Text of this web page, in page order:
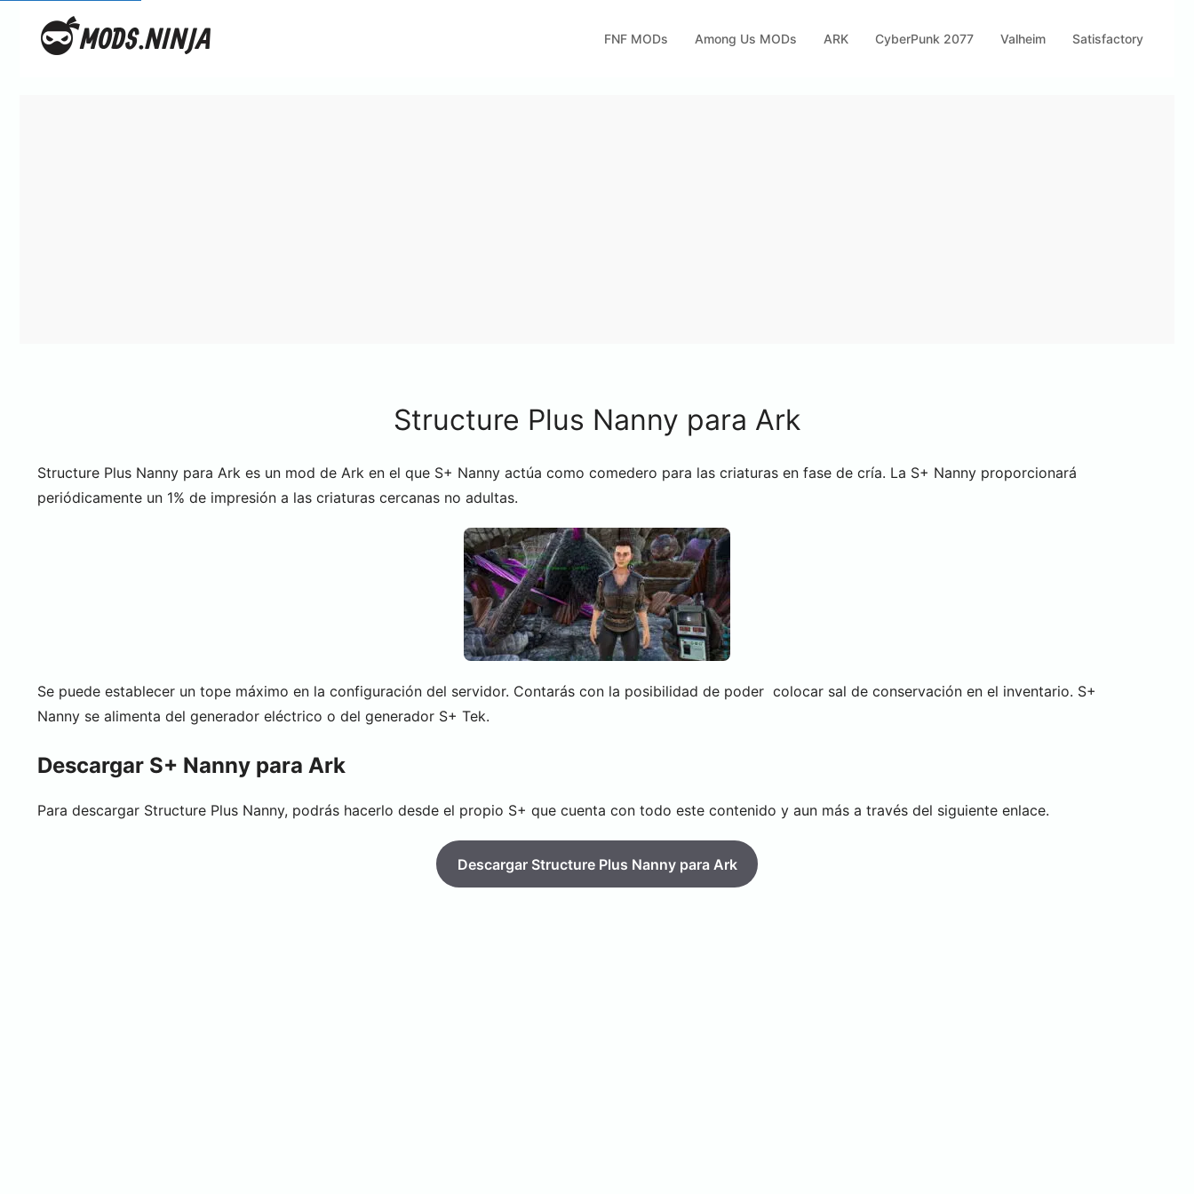
FNF MODs Among Us MODs ARK CyberPunk 2077 Valheim Satisfactory
Structure Plus Nanny para Ark
Structure Plus Nanny para Ark es un mod de Ark en el que S+ Nanny actúa como comedero para las criaturas en fase de cría. La S+ Nanny proporcionará
periódicamente un 1% de impresión a las criaturas cercanas no adultas.
Se puede establecer un tope máximo en la configuración del servidor. Contarás con la posibilidad de poder colocar sal de conservación en el inventario. S+
Nanny se alimenta del generador eléctrico o del generador S+ Tek.
Descargar S+ Nanny para Ark
Para descargar Structure Plus Nanny, podrás hacerlo desde el propio S+ que cuenta con todo este contenido y aun más a través del siguiente enlace.
Descargar Structure Plus Nanny para Ark